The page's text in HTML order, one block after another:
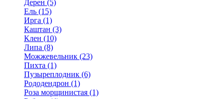
Дерен (5)
Ель (15)
Ирга (1)
Каштан (3)
Клен (10)
Липа (8)
Можжевельник (23)
Пихта (1)
Пузыреплодник (6)
Рододендрон (1)
Роза морщинистая (1)